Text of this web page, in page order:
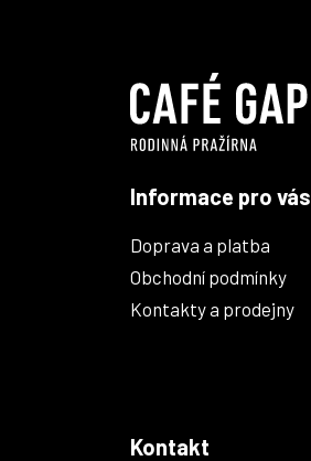
Informace pro vás
Doprava a platba
Obchodní podmínky
Kontakty a prodejny
Kontakt